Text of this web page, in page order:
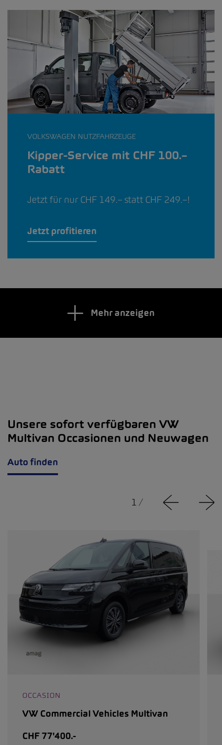
VOLKSWAGEN NUTZFAHRZEUGE
Kipper-Service mit CHF 100.–
Rabatt
Jetzt für nur CHF 149.– statt CHF 249.–!
Jetzt profitieren
Mehr anzeigen
Unsere sofort verfügbaren VW
Multivan Occasionen und Neuwagen
Auto finden
1 /
OCCASION
VW Commercial Vehicles Multivan
CHF 77'400.-